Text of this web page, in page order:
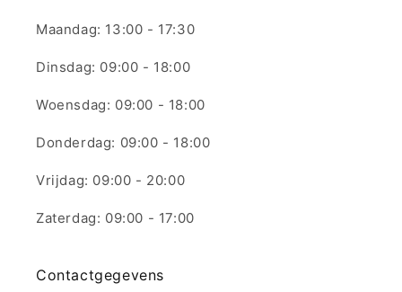
Maandag: 13:00 - 17:30
Dinsdag: 09:00 - 18:00
Woensdag: 09:00 - 18:00
Donderdag: 09:00 - 18:00
Vrijdag: 09:00 - 20:00
Zaterdag: 09:00 - 17:00
Contactgegevens